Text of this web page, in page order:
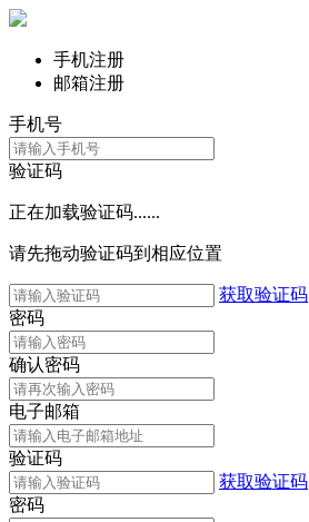
手机注册
邮箱注册
手机号
验证码
正在加载验证码......
请先拖动验证码到相应位置
获取验证码
密码
确认密码
电子邮箱
验证码
获取验证码
密码